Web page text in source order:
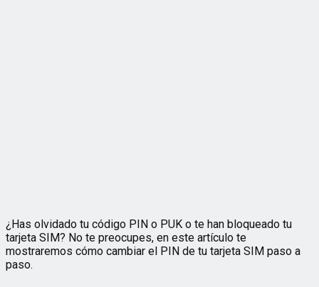
¿Has olvidado tu código PIN o PUK o te han bloqueado tu
tarjeta SIM? No te preocupes, en este artículo te
mostraremos cómo cambiar el PIN de tu tarjeta SIM paso a
paso.